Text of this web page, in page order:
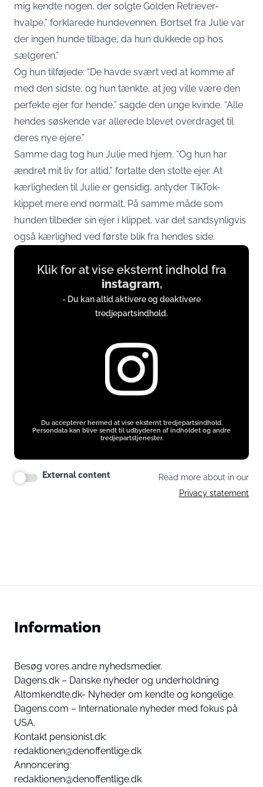
mig kendte nogen, der solgte Golden Retriever-
hvalpe,” forklarede hundevennen. Bortset fra Julie var
der ingen hunde tilbage, da hun dukkede op hos
sælgeren.”
Og hun tilføjede: “De havde svært ved at komme af
med den sidste, og hun tænkte, at jeg ville være den
perfekte ejer for hende,” sagde den unge kvinde. “Alle
hendes søskende var allerede blevet overdraget til
deres nye ejere.”
Samme dag tog hun Julie med hjem. “Og hun har
ændret mit liv for altid,” fortalte den stolte ejer. At
kærligheden til Julie er gensidig, antyder TikTok-
klippet mere end normalt. På samme måde som
hunden tilbeder sin ejer i klippet, var det sandsynligvis
også kærlighed ved første blik fra hendes side.
Display
content
instagram.com
Klik for at vise eksternt indhold fra
instagram,
- Du kan altid aktivere og deaktivere
tredjepartsindhold.
Du accepterer hermed at vise eksternt tredjepartsindhold.
Persondata kan blive sendt til udbyderen af indholdet og andre
tredjepartstjenester.
External content
Read more about in our
Privacy statement
Information
Besøg vores andre nyhedsmedier.
Dagens.dk – Danske nyheder og underholdning
Altomkendte.dk- Nyheder om kendte og kongelige.
Dagens.com – Internationale nyheder med fokus på
USA.
Kontakt pensionist.dk:
redaktionen@denoffentlige.dk
Annoncering:
redaktionen@denoffentlige.dk